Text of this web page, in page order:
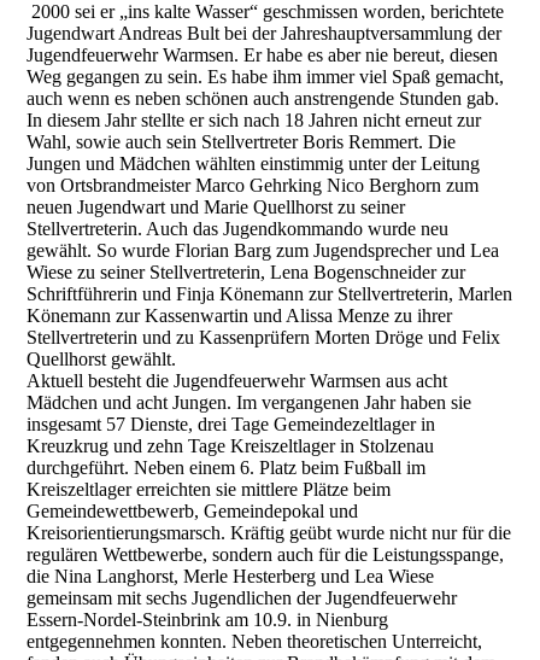
2000 sei er „ins kalte Wasser“ geschmissen worden, berichtete
Jugendwart Andreas Bult bei der Jahreshauptversammlung der
Jugendfeuerwehr Warmsen. Er habe es aber nie bereut, diesen
Weg gegangen zu sein. Es habe ihm immer viel Spaß gemacht,
auch wenn es neben schönen auch anstrengende Stunden gab.
In diesem Jahr stellte er sich nach 18 Jahren nicht erneut zur
Wahl, sowie auch sein Stellvertreter Boris Remmert. Die
Jungen und Mädchen wählten einstimmig unter der Leitung
von Ortsbrandmeister Marco Gehrking Nico Berghorn zum
neuen Jugendwart und Marie Quellhorst zu seiner
Stellvertreterin. Auch das Jugendkommando wurde neu
gewählt. So wurde Florian Barg zum Jugendsprecher und Lea
Wiese zu seiner Stellvertreterin, Lena Bogenschneider zur
Schriftführerin und Finja Könemann zur Stellvertreterin, Marlen
Könemann zur Kassenwartin und Alissa Menze zu ihrer
Stellvertreterin und zu Kassenprüfern Morten Dröge und Felix
Quellhorst gewählt.
Aktuell besteht die Jugendfeuerwehr Warmsen aus acht
Mädchen und acht Jungen. Im vergangenen Jahr haben sie
insgesamt 57 Dienste, drei Tage Gemeindezeltlager in
Kreuzkrug und zehn Tage Kreiszeltlager in Stolzenau
durchgeführt. Neben einem 6. Platz beim Fußball im
Kreiszeltlager erreichten sie mittlere Plätze beim
Gemeindewettbewerb, Gemeindepokal und
Kreisorientierungsmarsch. Kräftig geübt wurde nicht nur für die
regulären Wettbewerbe, sondern auch für die Leistungsspange,
die Nina Langhorst, Merle Hesterberg und Lea Wiese
gemeinsam mit sechs Jugendlichen der Jugendfeuerwehr
Essern-Nordel-Steinbrink am 10.9. in Nienburg
entgegennehmen konnten. Neben theoretischen Unterreicht,